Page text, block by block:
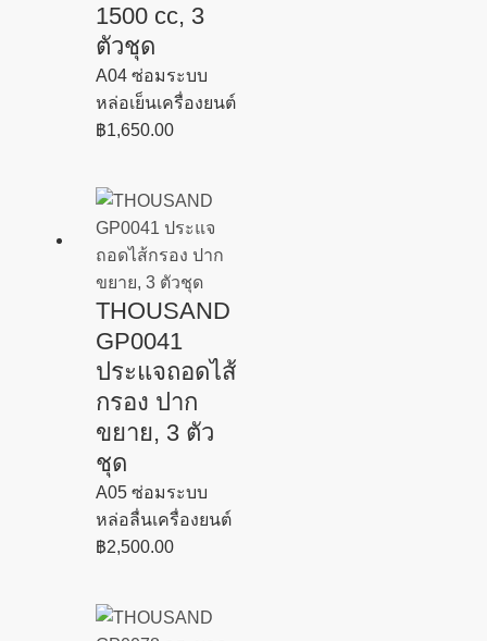
1500 cc, 3
ตัวชุด
A04 ซ่อมระบบ
หล่อเย็นเครื่องยนต์
฿1,650.00
THOUSAND
GP0041
ประแจถอดไส้
กรอง ปาก
ขยาย, 3 ตัว
ชุด
A05 ซ่อมระบบ
หล่อลื่นเครื่องยนต์
฿2,500.00